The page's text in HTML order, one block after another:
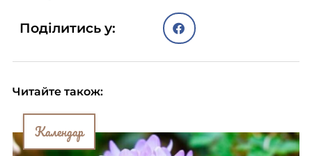
Поділитись у:
Читайте також:
Календар